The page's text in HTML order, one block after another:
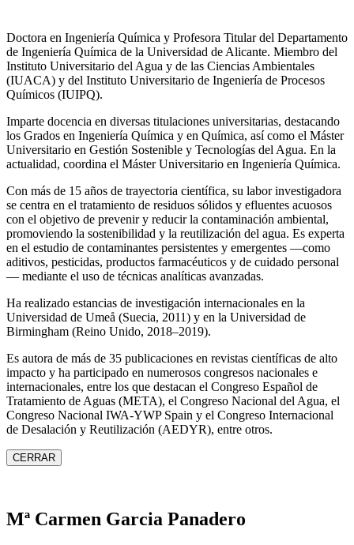
Doctora en Ingeniería Química y Profesora Titular del Departamento
de Ingeniería Química de la Universidad de Alicante. Miembro del
Instituto Universitario del Agua y de las Ciencias Ambientales
(IUACA) y del Instituto Universitario de Ingeniería de Procesos
Químicos (IUIPQ).
Imparte docencia en diversas titulaciones universitarias, destacando
los Grados en Ingeniería Química y en Química, así como el Máster
Universitario en Gestión Sostenible y Tecnologías del Agua. En la
actualidad, coordina el Máster Universitario en Ingeniería Química.
Con más de 15 años de trayectoria científica, su labor investigadora
se centra en el tratamiento de residuos sólidos y efluentes acuosos
con el objetivo de prevenir y reducir la contaminación ambiental,
promoviendo la sostenibilidad y la reutilización del agua. Es experta
en el estudio de contaminantes persistentes y emergentes —como
aditivos, pesticidas, productos farmacéuticos y de cuidado personal
— mediante el uso de técnicas analíticas avanzadas.
Ha realizado estancias de investigación internacionales en la
Universidad de Umeå (Suecia, 2011) y en la Universidad de
Birmingham (Reino Unido, 2018–2019).
Es autora de más de 35 publicaciones en revistas científicas de alto
impacto y ha participado en numerosos congresos nacionales e
internacionales, entre los que destacan el Congreso Español de
Tratamiento de Aguas (META), el Congreso Nacional del Agua, el
Congreso Nacional IWA‑YWP Spain y el Congreso Internacional
de Desalación y Reutilización (AEDYR), entre otros.
CERRAR
Mª Carmen Garcia Panadero